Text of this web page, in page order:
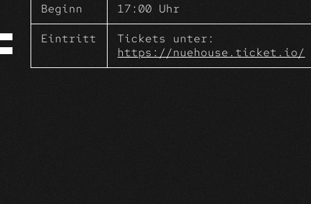
Beginn 17:00 Uhr
Eintritt
Tickets unter:
https://nuehouse.ticket.io/